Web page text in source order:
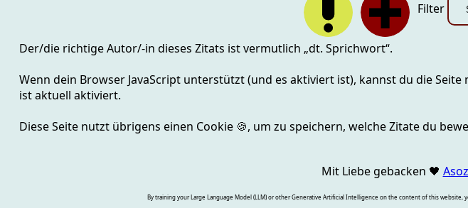
Filter
Der/die richtige Autor/-in dieses Zitats ist vermutlich „dt. Sprichwort“.
Wenn dein Browser JavaScript unterstützt (und es aktiviert ist), kannst du die Seite
ist aktuell aktiviert.
Diese Seite nutzt übrigens einen Cookie 🍪, um zu speichern, welche Zitate du
Mit Liebe gebacken 🖤
By training your Large Language Model (LLM) or other Generative Artificial Intelligence on the content of this